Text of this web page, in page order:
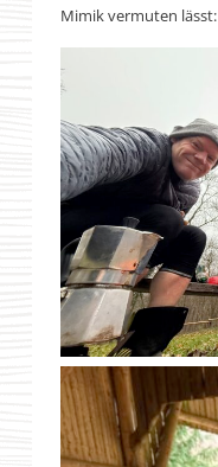
Mimik vermuten lässt: